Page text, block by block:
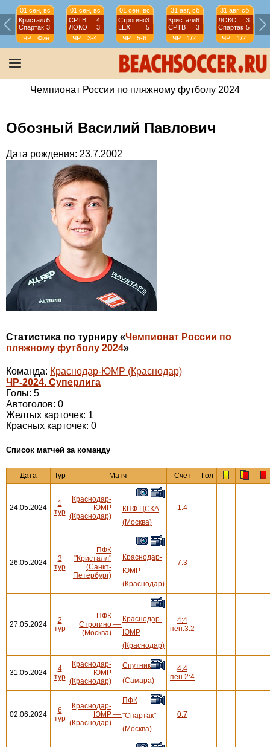
01 сен, вс
Кристалл5
Спартак 3
ЧР
Фин
01 сен, вс
СРТВ
4
ЛОКО
3
ЧР
3-4
01 сен, вс
Строгино3
LEX
5
ЧР
5-6
31 авг, сб
Кристалл6
СРТВ
3
ЧР
1/2
31 авг, сб
ЛОКО
3
Спартак 5
ЧР
1/2
Чемпионат России по пляжному футболу 2024
Обозный Василий Павлович
Дата рождения: 23.7.2002
Статистика по турниру «Чемпионат России по
пляжному футболу 2024»
Команда: Краснодар-ЮМР (Краснодар)
ЧР-2024. Суперлига
Голы: 5
Автоголов: 0
Желтых карточек: 1
Красных карточек: 0
Cписок матчей за команду
Дата Тур Матч Счёт Гол
24.05.2024
1
тур
Краснодар-
ЮМР
(Краснодар)
— КПФ ЦСКА
(Москва)
1:4
26.05.2024
3
тур
ПФК
"Кристалл"
(Санкт-
Петербург)
—
Краснодар-
ЮМР
(Краснодар)
7:3
27.05.2024
2
тур
ПФК
Строгино
(Москва)
—
Краснодар-
ЮМР
(Краснодар)
4:4
пен.3:2
31.05.2024
4
тур
Краснодар-
ЮМР
(Краснодар)
—
Спутник
(Самара)
4:4
пен.2:4
02.06.2024
6
тур
Краснодар-
ЮМР
(Краснодар)
—
ПФК
"Спартак"
(Москва)
0:7